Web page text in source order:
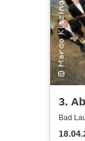
3.
Bad
Lausick